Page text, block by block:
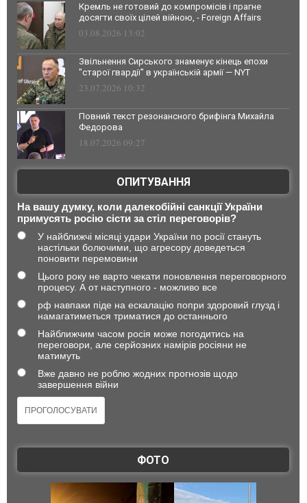
Кремль не готовий до компромісів і прагне
досягти своїх цілей війною, - Foreign Affairs
03.08.2026 13:02
Звільнення Сирського знаменує кінець епохи
"старої гвардії" в українській армії — NYT
23.07.2026 10:32
Повний текст резонансного брифінга Михайла
Федорова
18.07.2026 09:27
ОПИТУВАННЯ
На вашу думку, коли далекобійні санкції України
примусять росію сісти за стіл переговорів?
У найближчі місяці удари України по росії стануть
настільки болючими, що агресору доведеться
поновити перемовини
Цього року не варто чекати поновлення переговорного
процесу. А от наступного - можливо все
рф навпаки піде на ескалацію попри здоровий глузд і
намагатиметься триматися до останнього
Найближчим часом росія може погодитись на
переговори, але серйозних намірів росіяни не
матимуть
Вже давно не роблю жодних прогнозів щодо
завершення війни
ФОТО